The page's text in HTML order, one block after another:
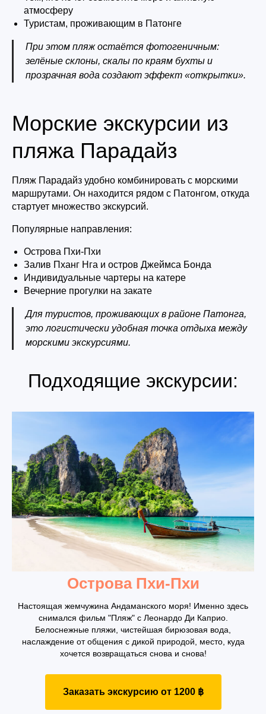
атмосферу
Туристам, проживающим в Патонге
При этом пляж остаётся фотогеничным:
зелёные склоны, скалы по краям бухты и
прозрачная вода создают эффект «открытки».
Морские экскурсии из
пляжа Парадайз
Пляж Парадайз удобно комбинировать с морскими
маршрутами. Он находится рядом с Патонгом, откуда
стартует множество экскурсий.
Популярные направления:
Острова Пхи-Пхи
Залив Пханг Нга и остров Джеймса Бонда
Индивидуальные чартеры на катере
Вечерние прогулки на закате
Для туристов, проживающих в районе Патонга,
это логистически удобная точка отдыха между
морскими экскурсиями.
Подходящие экскурсии:
Острова Пхи-Пхи
Настоящая жемчужина Андаманского моря! Именно здесь
снимался фильм "Пляж" с Леонардо Ди Каприо.
Белоснежные пляжи, чистейшая бирюзовая вода,
наслаждение от общения с дикой природой, место, куда
хочется возвращаться снова и снова!
Заказать экскурсию от 1200 ฿